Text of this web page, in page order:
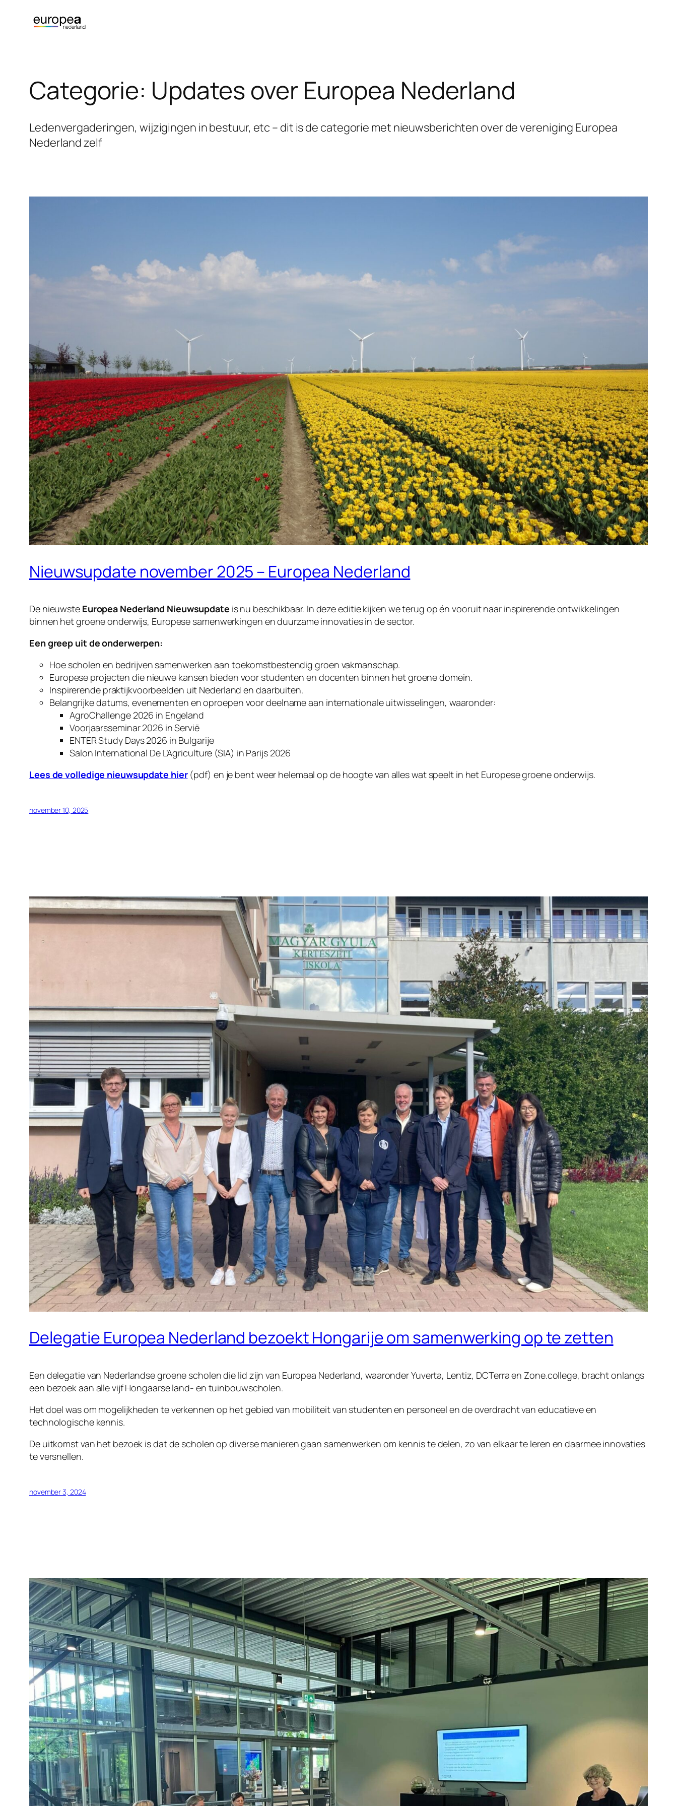
Categorie: Updates over Europea Nederland
Ledenvergaderingen, wijzigingen in bestuur, etc – dit is de categorie met nieuwsberichten over de vereniging Europea
Nederland zelf
Nieuwsupdate november 2025 – Europea Nederland
De nieuwste Europea Nederland Nieuwsupdate is nu beschikbaar. In deze editie kijken we terug op én vooruit naar inspirerende ontwikkelingen
binnen het groene onderwijs, Europese samenwerkingen en duurzame innovaties in de sector.
Een greep uit de onderwerpen:
Hoe scholen en bedrijven samenwerken aan toekomstbestendig groen vakmanschap.
Europese projecten die nieuwe kansen bieden voor studenten en docenten binnen het groene domein.
Inspirerende praktijkvoorbeelden uit Nederland en daarbuiten.
Belangrijke datums, evenementen en oproepen voor deelname aan internationale uitwisselingen, waaronder:
AgroChallenge 2026 in Engeland
Voorjaarsseminar 2026 in Servië
ENTER Study Days 2026 in Bulgarije
Salon International De L’Agriculture (SIA) in Parijs 2026
Lees de volledige nieuwsupdate hier(pdf) en je bent weer helemaal op de hoogte van alles wat speelt in het Europese groene onderwijs.
november 10, 2025
Delegatie Europea Nederland bezoekt Hongarije om samenwerking op te zetten
Een delegatie van Nederlandse groene scholen die lid zijn van Europea Nederland, waaronder Yuverta, Lentiz, DCTerra en Zone.college, bracht onlangs
een bezoek aan alle vijf Hongaarse land- en tuinbouwscholen.
Het doel was om mogelijkheden te verkennen op het gebied van mobiliteit van studenten en personeel en de overdracht van educatieve en
technologische kennis.
De uitkomst van het bezoek is dat de scholen op diverse manieren gaan samenwerken om kennis te delen, zo van elkaar te leren en daarmee innovaties
te versnellen.
november 3, 2024